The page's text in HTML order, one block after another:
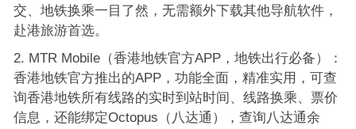
交、地铁换乘一目了然，无需额外下载其他导航软件，
赴港旅游首选。
MTR Mobile（香港地铁官方APP，地铁出行必备）：
香港地铁官方推出的APP，功能全面，精准实用，可查
询香港地铁所有线路的实时到站时间、线路换乘、票价
信息，还能绑定Octopus（八达通），查询八达通余